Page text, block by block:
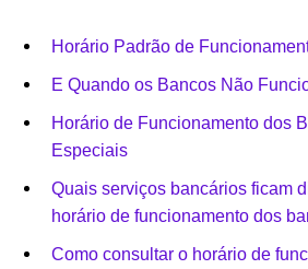
Horário Padrão de
E Quando os Bancos Não
Horário de Funcionamento dos
Especiais
Quais serviços bancários ficam
horário de funcionamento dos
Como consultar o horário de